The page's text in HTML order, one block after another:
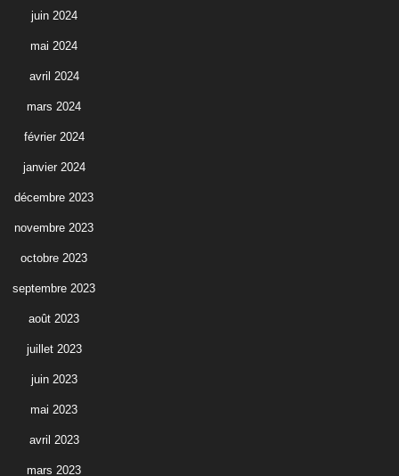
juin 2024
mai 2024
avril 2024
mars 2024
février 2024
janvier 2024
décembre 2023
novembre 2023
octobre 2023
septembre 2023
août 2023
juillet 2023
juin 2023
mai 2023
avril 2023
mars 2023